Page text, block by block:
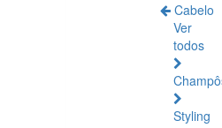
Cabelo
Ver
todos
Styling